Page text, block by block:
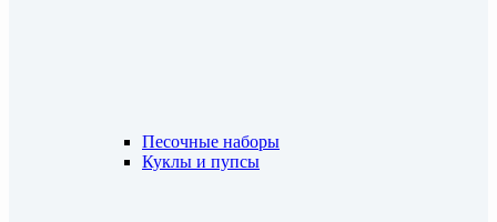
Песочные наборы
Куклы и пупсы